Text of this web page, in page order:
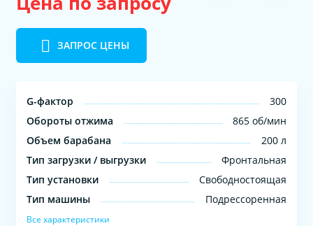
ЗАПРОС ЦЕНЫ
G-фактор
300
Обороты отжима
865 об/мин
Объем барабана
200 л
Тип загрузки / выгрузки
Фронтальная
Тип установки
Свободностоящая
Тип машины
Подрессоренная
Все характеристики